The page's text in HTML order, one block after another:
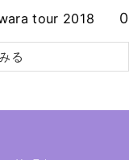
tour 2018
0
る